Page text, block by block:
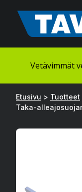
sisältöön
Vetävimmät
Etusivu > Tuotteet
Taka-